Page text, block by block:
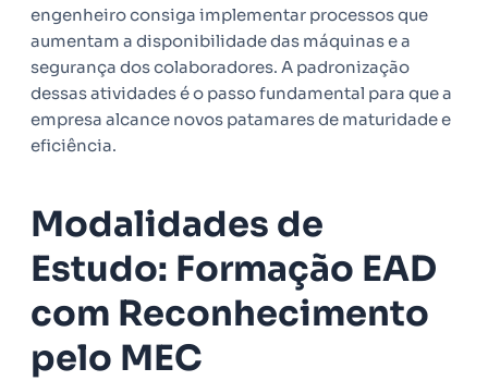
engenheiro consiga implementar processos que
aumentam a disponibilidade das máquinas e a
segurança dos colaboradores. A padronização
dessas atividades é o passo fundamental para que a
empresa alcance novos patamares de maturidade e
eficiência.
Modalidades de
Estudo: Formação EAD
com Reconhecimento
pelo MEC